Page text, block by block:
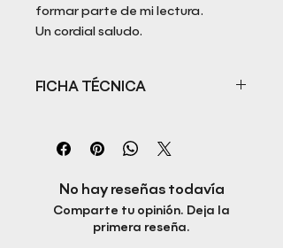
formar parte de mi lectura.
Un cordial saludo.
FICHA TÉCNICA
Autora: Miguel Barrera Duran
Fecha de publicación: Junio, 2025
Idioma: Castellano
Páginas: 92
No hay reseñas todavía
Comparte tu opinión. Deja la
primera reseña.